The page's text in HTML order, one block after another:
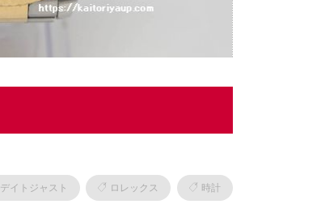
デイトジャスト ロレックス 時計